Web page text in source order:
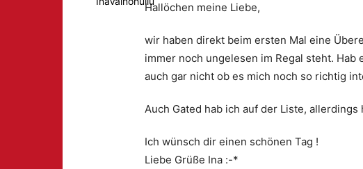
Hallöchen meine Liebe,
wir haben direkt beim ersten Mal eine
immer noch ungelesen im Regal steht.
auch gar nicht ob es mich noch so richtig
Auch Gated hab ich auf der Liste,
Ich wünsch dir einen schönen Tag !
Liebe Grüße Ina :-*